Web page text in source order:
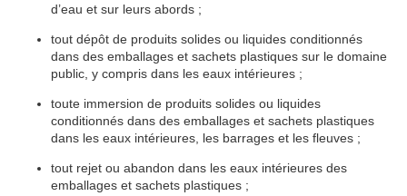
d’eau et sur leurs abords ;
tout dépôt de produits solides ou liquides conditionnés
dans des emballages et sachets plastiques sur le domaine
public, y compris dans les eaux intérieures ;
toute immersion de produits solides ou liquides
conditionnés dans des emballages et sachets plastiques
dans les eaux intérieures, les barrages et les fleuves ;
tout rejet ou abandon dans les eaux intérieures des
emballages et sachets plastiques ;